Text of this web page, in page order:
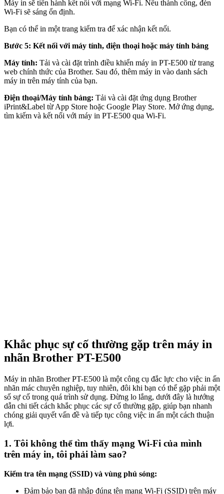
Máy in sẽ tiến hành kết nối với mạng Wi-Fi. Nếu thành công, đèn
Wi-Fi sẽ sáng ổn định.
Bạn có thể in một trang kiểm tra để xác nhận kết nối.
Bước 5: Kết nối với máy tính, điện thoại hoặc máy tính bảng
Máy tính: Tải và cài đặt trình điều khiển máy in PT-E500 từ trang
web chính thức của Brother. Sau đó, thêm máy in vào danh sách
máy in trên máy tính của bạn.
Điện thoại/Máy tính bảng: Tải và cài đặt ứng dụng Brother
iPrint&Label từ App Store hoặc Google Play Store. Mở ứng dụng,
tìm kiếm và kết nối với máy in PT-E500 qua Wi-Fi.
Khắc phục sự cố thường gặp trên máy in
nhãn Brother PT-E500
Máy in nhãn Brother PT-E500 là một công cụ đắc lực cho việc in ấn
nhãn mác chuyên nghiệp, tuy nhiên, đôi khi bạn có thể gặp phải một
số sự cố trong quá trình sử dụng. Đừng lo lắng, dưới đây là hướng
dẫn chi tiết cách khắc phục các sự cố thường gặp, giúp bạn nhanh
chóng giải quyết vấn đề và tiếp tục công việc in ấn một cách thuận
lợi.
1. Tôi không thể tìm thấy mạng Wi-Fi của mình
trên máy in, tôi phải làm sao?
Kiểm tra tên mạng (SSID) và vùng phủ sóng:
Đảm bảo bạn đã nhập đúng tên mạng Wi-Fi (SSID) trên máy